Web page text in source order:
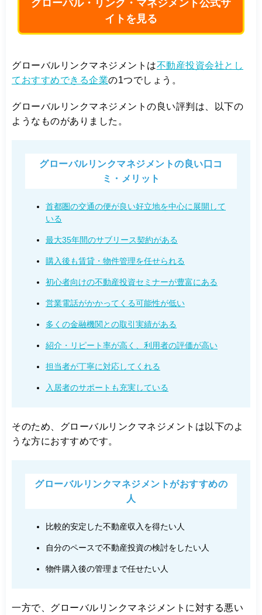
グローバル・リンク・マネジメント公式サ
イトを見る
グローバルリンクマネジメントは不動産投資会社とし
ておすすめできる企業の1つでしょう。
グローバルリンクマネジメントの良い評判は、以下の
ようなものがありました。
グローバルリンクマネジメントの良い口コ
ミ・メリット
首都圏の交通の便が良い好立地を中心に展開して
いる
最大35年間のサブリース契約がある
購入後も賃貸・物件管理を任せられる
初心者向けの不動産投資セミナーが豊富にある
営業電話がかかってくる可能性が低い
多くの金融機関との取引実績がある
紹介・リピート率が高く、利用者の評価が高い
担当者が丁寧に対応してくれる
入居者のサポートも充実している
そのため、グローバルリンクマネジメントは以下のよ
うな方におすすめです。
グローバルリンクマネジメントがおすすめの
人
比較的安定した不動産収入を得たい人
自分のペースで不動産投資の検討をしたい人
物件購入後の管理まで任せたい人
一方で、グローバルリンクマネジメントに対する悪い